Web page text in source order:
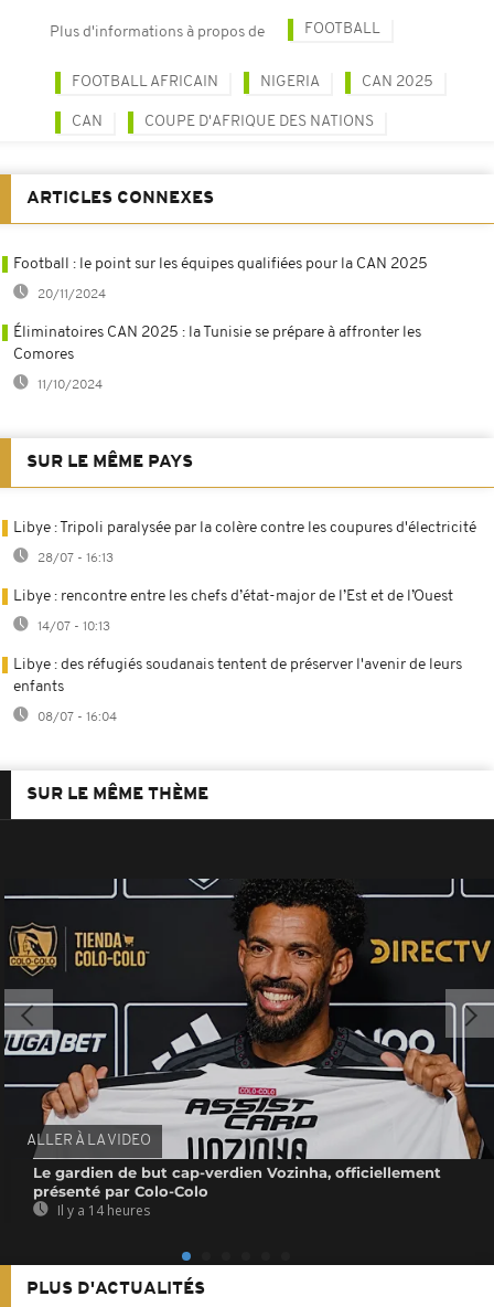
Plus d'informations à propos de FOOTBALL
FOOTBALL AFRICAIN NIGERIA CAN 2025
CAN COUPE D'AFRIQUE DES NATIONS
ARTICLES CONNEXES
Football : le point sur les équipes qualifiées pour la CAN 2025
20/11/2024
Éliminatoires CAN 2025 : la Tunisie se prépare à affronter les
Comores
11/10/2024
SUR LE MÊME PAYS
Libye : Tripoli paralysée par la colère contre les coupures d'électricité
28/07 - 16:13
Libye : rencontre entre les chefs d’état-major de l’Est et de l’Ouest
14/07 - 10:13
Libye : des réfugiés soudanais tentent de préserver l'avenir de leurs
enfants
08/07 - 16:04
SUR LE MÊME THÈME
ALLER À LA VIDEO
Le gardien de but cap-verdien Vozinha, officiellement
présenté par Colo-Colo
Il y a 14 heures
PLUS D'ACTUALITÉS